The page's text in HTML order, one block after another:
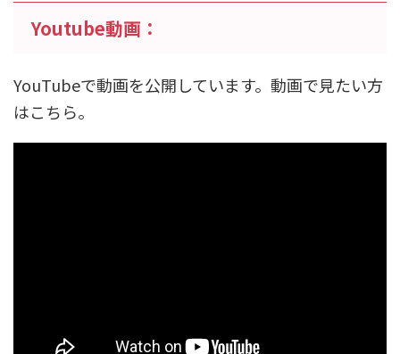
Youtube動画：
YouTubeで動画を公開しています。動画で見たい方
はこちら。